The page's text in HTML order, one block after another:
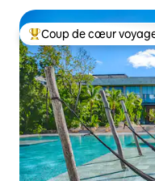
Coups de cœur
Coup de cœur